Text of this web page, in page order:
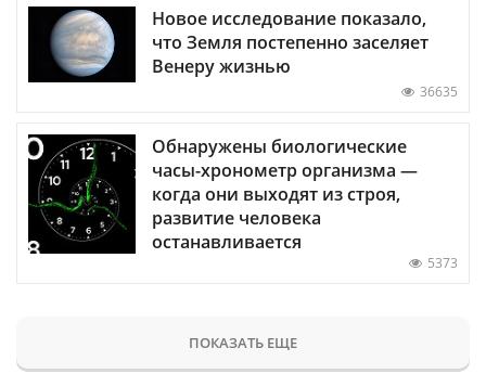
Новое исследование показало,
что Земля постепенно заселяет
Венеру жизнью
36635
Обнаружены биологические
часы-хронометр организма —
когда они выходят из строя,
развитие человека
останавливается
5373
ПОКАЗАТЬ ЕЩЕ